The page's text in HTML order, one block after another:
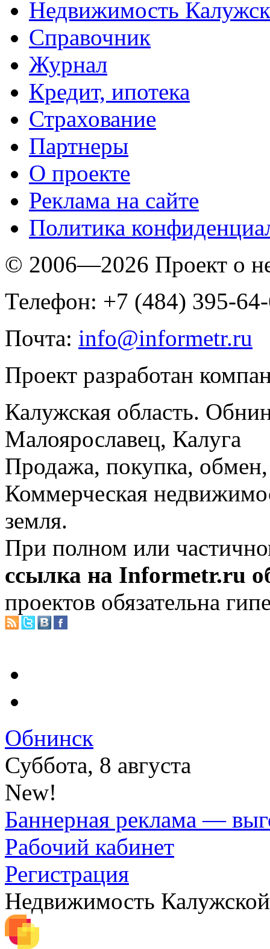
Недвижимость
Справочник
Журнал
Кредит, ипотека
Страхование
Партнеры
O проекте
Реклама на сайте
Политика
© 2006—2026 Проект о
Телефон: +7 (484) 395-
Почта: info@informetr.ru
Проект разработан
Калужская область.
Малоярославец, Калуга
Продажа, покупка, обмен,
Коммерческая
земля.
При полном или
ссылка на Informetr.ru
проектов обязательна
Обнинск
Суббота, 8 августа
New!
Баннерная реклама —
Рабочий кабинет
Регистрация
Недвижимость